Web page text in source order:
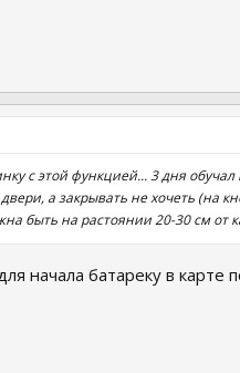
с этой функцией... 3 дня
а закрывать не хочеть (на
быть на растоянии 20-30 см от
начала батареку в карте